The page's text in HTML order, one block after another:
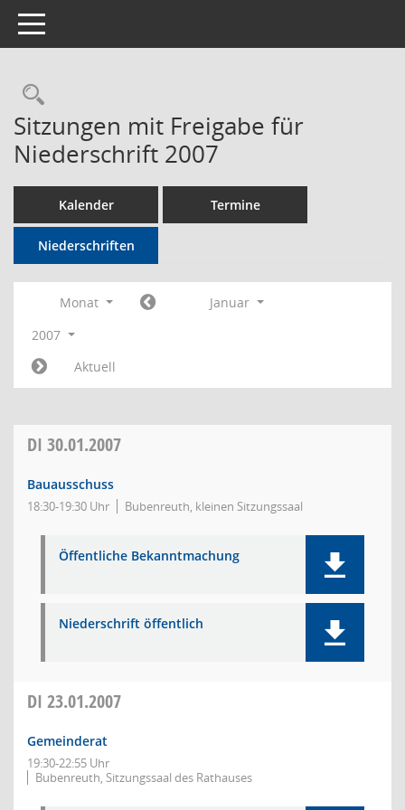
Toggle navigation
Rechercheauswahl
Sitzungen mit Freigabe für
Niederschrift 2007
Kalender Termine
Niederschriften
Monat
Januar
2007
Aktuell
DI 30.01.2007
Bauausschuss
18:30-19:30 Uhr Bubenreuth, kleinen Sitzungssaal
Öffentliche Bekanntmachung
Niederschrift öffentlich
DI 23.01.2007
Gemeinderat
19:30-22:55 Uhr
Bubenreuth, Sitzungssaal des Rathauses